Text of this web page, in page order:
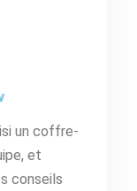
un coffre-
et
conseils